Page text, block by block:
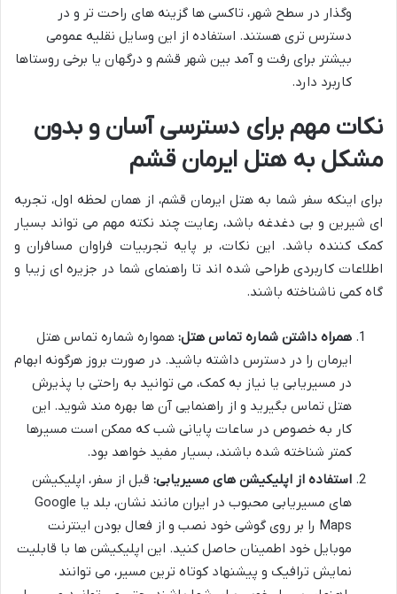
وگذار در سطح شهر، تاکسی ها گزینه های راحت تر و در
دسترس تری هستند. استفاده از این وسایل نقلیه عمومی
بیشتر برای رفت و آمد بین شهر قشم و درگهان یا برخی روستاها
کاربرد دارد.
نکات مهم برای دسترسی آسان و بدون
مشکل به هتل ایرمان قشم
برای اینکه سفر شما به هتل ایرمان قشم، از همان لحظه اول، تجربه
ای شیرین و بی دغدغه باشد، رعایت چند نکته مهم می تواند بسیار
کمک کننده باشد. این نکات، بر پایه تجربیات فراوان مسافران و
اطلاعات کاربردی طراحی شده اند تا راهنمای شما در جزیره ای زیبا و
گاه کمی ناشناخته باشند.
همراه داشتن شماره تماس هتل: همواره شماره تماس هتل
ایرمان را در دسترس داشته باشید. در صورت بروز هرگونه ابهام
در مسیریابی یا نیاز به کمک، می توانید به راحتی با پذیرش
هتل تماس بگیرید و از راهنمایی آن ها بهره مند شوید. این
کار به خصوص در ساعات پایانی شب که ممکن است مسیرها
کمتر شناخته شده باشند، بسیار مفید خواهد بود.
استفاده از اپلیکیشن های مسیریابی: قبل از سفر، اپلیکیشن
های مسیریابی محبوب در ایران مانند نشان، بلد یا Google
Maps را بر روی گوشی خود نصب و از فعال بودن اینترنت
موبایل خود اطمینان حاصل کنید. این اپلیکیشن ها با قابلیت
نمایش ترافیک و پیشنهاد کوتاه ترین مسیر، می توانند